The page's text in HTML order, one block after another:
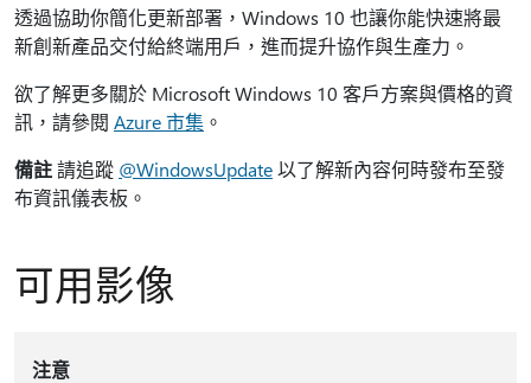
透過協助你簡化更新部署，Windows 10 也讓你能快速將最
新創新產品交付給終端用戶，進而提升協作與生產力。
欲了解更多關於 Microsoft Windows 10 客戶方案與價格的資
訊，請參閱 Azure 市集 。
備註請追蹤 @WindowsUpdate以了解新內容何時發布至發
布資訊儀表板。
可用影像
注意